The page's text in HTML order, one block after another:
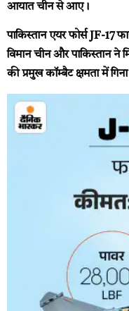
आयात चीन से आए।
पाकिस्तान एयर फोर्स JF-17
विमान चीन और पाकिस्तान ने
की प्रमुख कॉम्बैट क्षमता में